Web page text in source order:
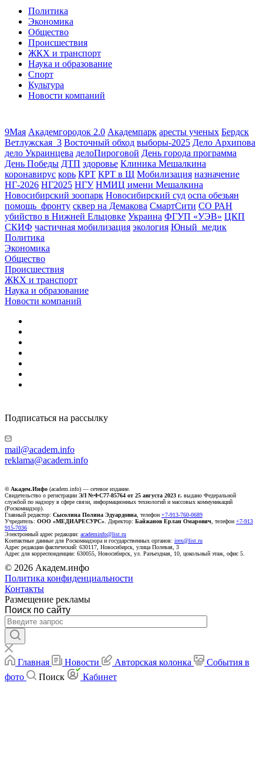
Политика
Экономика
Общество
Происшествия
ЖКХ и транспорт
Наука и образование
Спорт
Культура
Новости компаний
9Мая Академгородок 2.0 Академпарк аресты ученых Бердск
Ветлужская_3 Восточный обход выборы-2025 Дело Архипова
дело Украинцева делоПироговой День города программа
День Победы ДТП здоровье Клиника Мешалкина
коронавирус корь КРТ КРТ в Щ Мобилизация назначение
НГ-2026 НГ2025 НГУ НМИЦ имени Мешалкина
Новосибирский зоопарк Новосибирский суд оспа обезьян
помощь_фронту сквер на Демакова СмартСити СО РАН
убийство в Нижней Ельцовке Украина ФГУП «УЭВ» ЦКП
СКИФ частичная мобилизация экология Юный_медик
Политика
Экономика
Общество
Происшествия
ЖКХ и транспорт
Наука и образование
Новости компаний
Подписаться на рассылку
mail@academ.info
reklama@academ.info
© Академ.Инфо (academ.info) — сетевое издание.
Свидетельство о регистрации ЭЛ №ФС77-85764 от 25 августа 2023 г. выдано Федеральной
службой по надзору в сфере связи, информационных технологий и массовых коммуникаций
(Роскомнадзор).
Главный редактор: Сысолина Полина Эдуардовна , телефон +7-913-760-0689
Учредитель: ООО «МЕДИАРЕСУРС» . Директор: Байжанов Ерлан Омарович , телефон +7-913
915-7036
Электронный адрес редакции: academinfo@list.ru
Контактные данные для Роскомнадзора и государственных органов: irex@list.ru
Адрес редакции фактический: 630117, Новосибирск, улица Полевая, 3
Адрес для корреспонденции: 630055, Новосибирск, ул. Разъездная, 10, цокольный этаж, офис 5.
© 2026 Академ.инфо
Политика конфиденциальности
Контакты
Размещение рекламы
Поиск по сайту
Главная Новости Авторская колонка
События в
фото
Поиск Кабинет